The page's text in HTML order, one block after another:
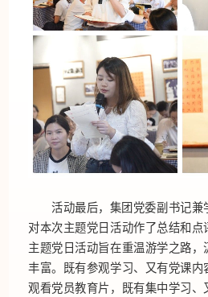
活动最后，集团党委副书记
对本次主题党日活动作了总结和
主题党日活动旨在重温游学之路
丰富。既有参观学习、又有党课
观看党员教育片，既有集中学习